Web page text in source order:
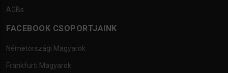
AGBs
FACEBOOK CSOPORTJAINK
Németországi Magyarok
Frankfurti Magyarok